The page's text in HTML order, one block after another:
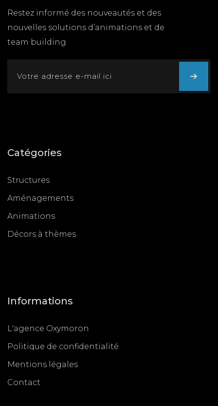
Restez informé des nouveautés et des
nouvelles solutions d’animations et de
team building
Catégories
Structures
Aménagements
Animations
Décors à thèmes
Informations
L'agence Oxymoron
Politique de confidentialité
Mentions légales
Contact